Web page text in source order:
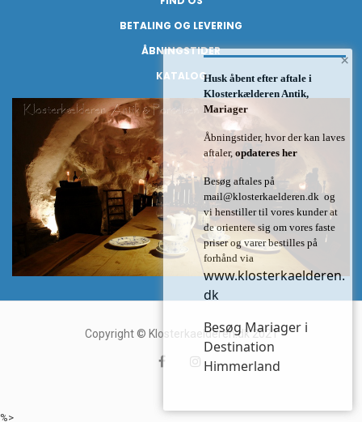
BETALING OG LEVERING
ÅBNINGSTIDER
KATALOG
Copyright © Klosterkaelderen.dk 2021
%>
×
Husk åbent efter aftale i
Klosterkælderen Antik,
Mariager
Åbningstider, hvor der kan laves
aftaler, opdateres her
Besøg aftales på
mail@klosterkaelderen.dk og
vi henstiller til vores kunder at
de orientere sig om vores faste
priser og varer bestilles på
forhånd via
www.klosterkaelderen.
dk
Besøg Mariager i
Destination
Himmerland